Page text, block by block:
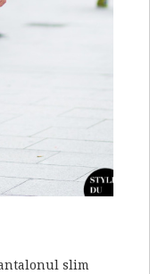
slim